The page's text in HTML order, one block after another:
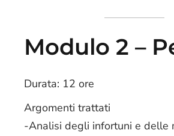
Modulo 2 –
Durata: 12 ore
Argomenti trattati
-Analisi degli infortuni e delle